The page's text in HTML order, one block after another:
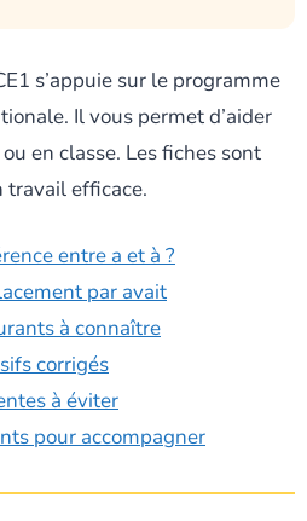
s’appuie sur le programme
Il vous permet d’aider
en classe. Les fiches sont
travail efficace.
entre a et à ?
par avait
à connaître
corrigés
à éviter
pour accompagner